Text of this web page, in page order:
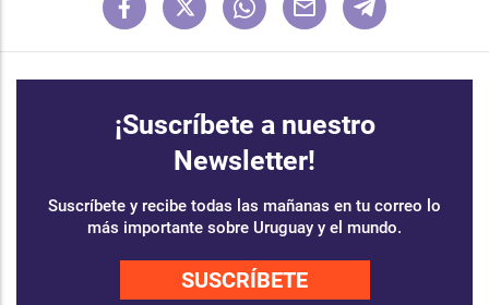
¡Suscríbete a nuestro
Newsletter!
Suscríbete y recibe todas las mañanas en tu correo lo
más importante sobre Uruguay y el mundo.
SUSCRÍBETE